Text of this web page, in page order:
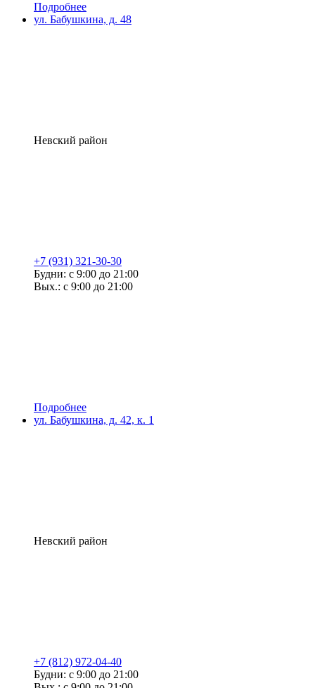
Подробнее
ул. Бабушкина, д. 48
Невский район
+7 (931) 321-30-30
Будни: с 9:00 до 21:00
Вых.: с 9:00 до 21:00
Подробнее
ул. Бабушкина, д. 42, к. 1
Невский район
+7 (812) 972-04-40
Будни: с 9:00 до 21:00